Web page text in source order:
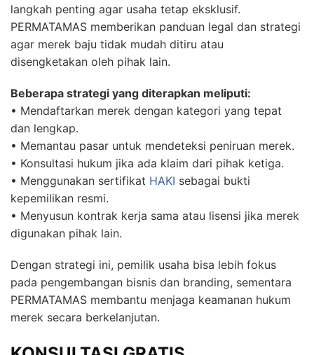
langkah penting agar usaha tetap eksklusif.
PERMATAMAS memberikan panduan legal dan strategi
agar merek baju tidak mudah ditiru atau
disengketakan oleh pihak lain.
Beberapa strategi yang diterapkan meliputi:
• Mendaftarkan merek dengan kategori yang tepat
dan lengkap.
• Memantau pasar untuk mendeteksi peniruan merek.
• Konsultasi hukum jika ada klaim dari pihak ketiga.
• Menggunakan sertifikat HAKI sebagai bukti
kepemilikan resmi.
• Menyusun kontrak kerja sama atau lisensi jika merek
digunakan pihak lain.
Dengan strategi ini, pemilik usaha bisa lebih fokus
pada pengembangan bisnis dan branding, sementara
PERMATAMAS membantu menjaga keamanan hukum
merek secara berkelanjutan.